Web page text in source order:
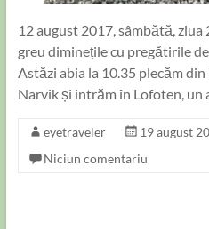
12 august 2017, sâmbătă,
greu diminețile cu pregătirile
Astăzi abia la 10.35 plecăm
Narvik și intrăm în Lofoten, un
eyetraveler 19 august
Niciun comentariu